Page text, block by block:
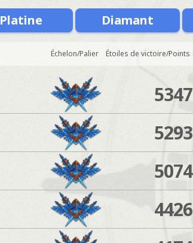
Platine Diamant
Échelon/Palier Étoiles de victoire/Points
5347
5293
5074
4426